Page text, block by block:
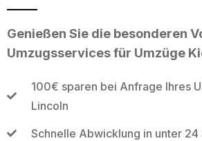
Genießen Sie die besonderen
Umzugsservices für Umzüge
100€ sparen bei Anfrage Ihres
Lincoln
Schnelle Abwicklung in unter 24